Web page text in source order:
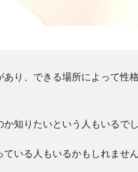
り、できる場所によって性
知りたいという人もいるでし
いる人もいるかもしれません